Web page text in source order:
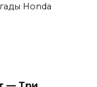
Honda